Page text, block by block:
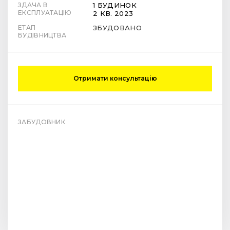
ЗДАЧА В
ЕКСПЛУАТАЦІЮ
1 БУДИНОК
2 КВ. 2023
ЕТАП
БУДІВНИЦТВА
ЗБУДОВАНО
Отримати консультацію
ЗАБУДОВНИК